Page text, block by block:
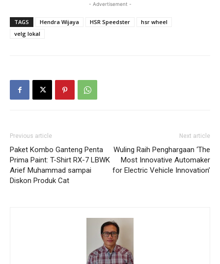
- Advertisement -
TAGS Hendra Wijaya HSR Speedster
hsr wheel
velg lokal
Previous article
Paket Kombo Ganteng Penta
Prima Paint: T-Shirt RX-7 LBWK
Arief Muhammad sampai
Diskon Produk Cat
Next article
Wuling Raih Penghargaan ‘The
Most Innovative Automaker
for Electric Vehicle Innovation’